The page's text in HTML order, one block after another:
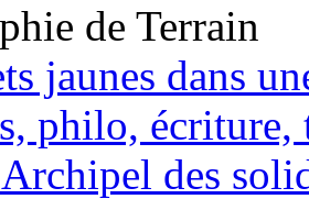
de Terrain
jaunes dans
philo, écriture,
des